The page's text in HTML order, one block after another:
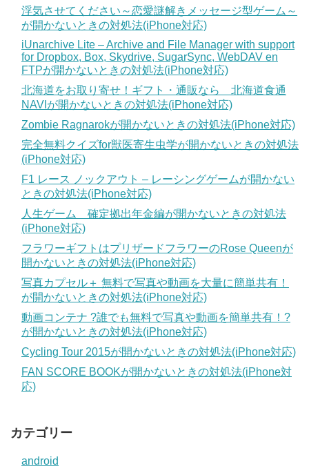
浮気させてください～恋愛謎解きメッセージ型ゲーム～
が開かないときの対処法(iPhone対応)
iUnarchive Lite – Archive and File Manager with support
for Dropbox, Box, Skydrive, SugarSync, WebDAV en
FTPが開かないときの対処法(iPhone対応)
北海道をお取り寄せ！ギフト・通販なら 北海道食通
NAVIが開かないときの対処法(iPhone対応)
Zombie Ragnarokが開かないときの対処法(iPhone対応)
完全無料クイズfor獣医寄生虫学が開かないときの対処法
(iPhone対応)
F1 レース ノックアウト – レーシングゲームが開かない
ときの対処法(iPhone対応)
人生ゲーム 確定拠出年金編が開かないときの対処法
(iPhone対応)
フラワーギフトはプリザードフラワーのRose Queenが
開かないときの対処法(iPhone対応)
写真カプセル＋ 無料で写真や動画を大量に簡単共有！
が開かないときの対処法(iPhone対応)
動画コンテナ ?誰でも無料で写真や動画を簡単共有！?
が開かないときの対処法(iPhone対応)
Cycling Tour 2015が開かないときの対処法(iPhone対応)
FAN SCORE BOOKが開かないときの対処法(iPhone対
応)
カテゴリー
android